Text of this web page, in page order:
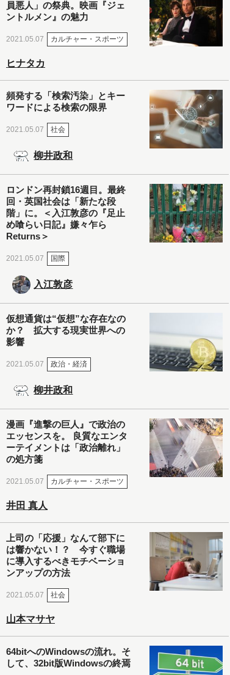
員悪人」の祭典。映画『ジェ
ントルメン』の魅力
2021.05.07 カルチャー・スポーツ
ヒナタカ
頻発する「検索汚染」とキー
ワードによる検索の限界
2021.05.07 社会
柳井政和
ロンドン再封鎖16週目。最終
回・英国社会は「新たな段
階」に。＜入江敦彦の『足止
め喰らい日記』嫌々乍ら
Returns＞
2021.05.07 国際
入江敦彦
仮想通貨は“仮想”な存在なの
か？ 拡大する現実世界への
影響
2021.05.07 政治・経済
柳井政和
漫画『進撃の巨人』で政治の
エッセンスを。 良質なエンタ
ーテイメントは「政治離れ」
の処方箋
2021.05.07 カルチャー・スポーツ
井田 真人
上司の「応援」なんて部下に
は響かない！？ 今すぐ職場
に導入するべきモチベーショ
ンアップの方法
2021.05.07 社会
山本マサヤ
64bitへのWindowsの流れ。そ
して、32bit版Windowsの終焉